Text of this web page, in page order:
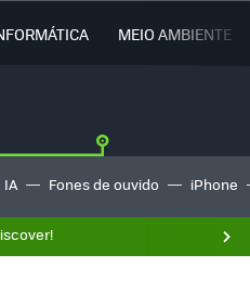
MEIO AMBIENTE
IA Fones de ouvido iPhone